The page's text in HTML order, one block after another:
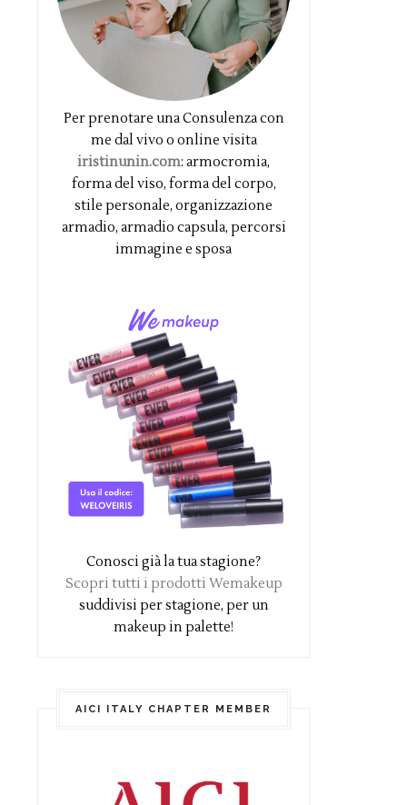
Per prenotare una Consulenza con
me dal vivo o online visita
iristinunin.com: armocromia,
forma del viso, forma del corpo,
stile personale, organizzazione
armadio, armadio capsula, percorsi
immagine e sposa
Conosci già la tua stagione?
Scopri tutti i prodotti Wemakeup
suddivisi per stagione, per un
makeup in palette!
AICI ITALY CHAPTER MEMBER